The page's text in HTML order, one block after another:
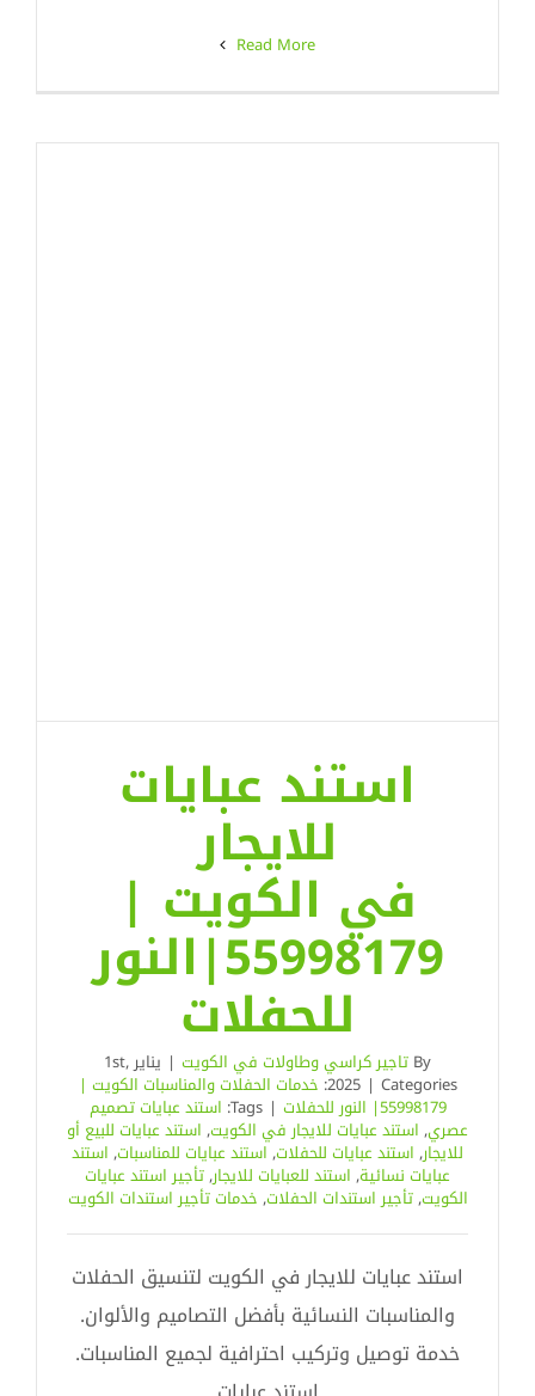
Read More
استند عبايات
للايجار
في الكويت |
55998179|النور
للحفلات
By تاجير كراسي وطاولات في الكويت | يناير 1st,
2025 | Categories: خدمات الحفلات والمناسبات الكويت |
55998179| النور للحفلات |
Tags: استند عبايات تصميم
عصري, استند عبايات للايجار في الكويت, استند عبايات للبيع أو
للايجار, استند عبايات للحفلات,استند عبايات للمناسبات, استند
عبايات نسائية, استند للعبايات للايجار,تأجير استند عبايات
الكويت,تأجير استندات الحفلات, خدمات تأجير استندات الكويت
استند عبايات للايجار في الكويت لتنسيق الحفلات
والمناسبات النسائية بأفضل التصاميم والألوان.
خدمة توصيل وتركيب احترافية لجميع المناسبات.